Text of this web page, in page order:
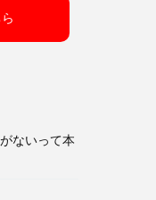
ないって本